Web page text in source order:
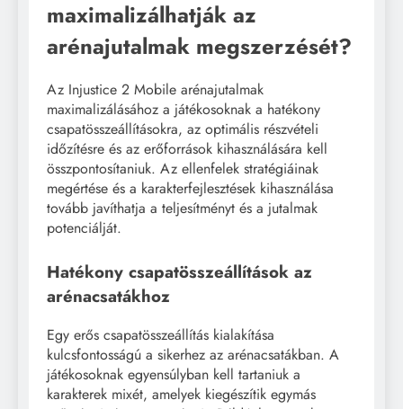
maximalizálhatják az
arénajutalmak megszerzését?
Az Injustice 2 Mobile arénajutalmak
maximalizálásához a játékosoknak a hatékony
csapatösszeállításokra, az optimális részvételi
időzítésre és az erőforrások kihasználására kell
összpontosítaniuk. Az ellenfelek stratégiáinak
megértése és a karakterfejlesztések kihasználása
tovább javíthatja a teljesítményt és a jutalmak
potenciálját.
Hatékony csapatösszeállítások az
arénacsatákhoz
Egy erős csapatösszeállítás kialakítása
kulcsfontosságú a sikerhez az arénacsatákban. A
játékosoknak egyensúlyban kell tartaniuk a
karakterek mixét, amelyek kiegészítik egymás